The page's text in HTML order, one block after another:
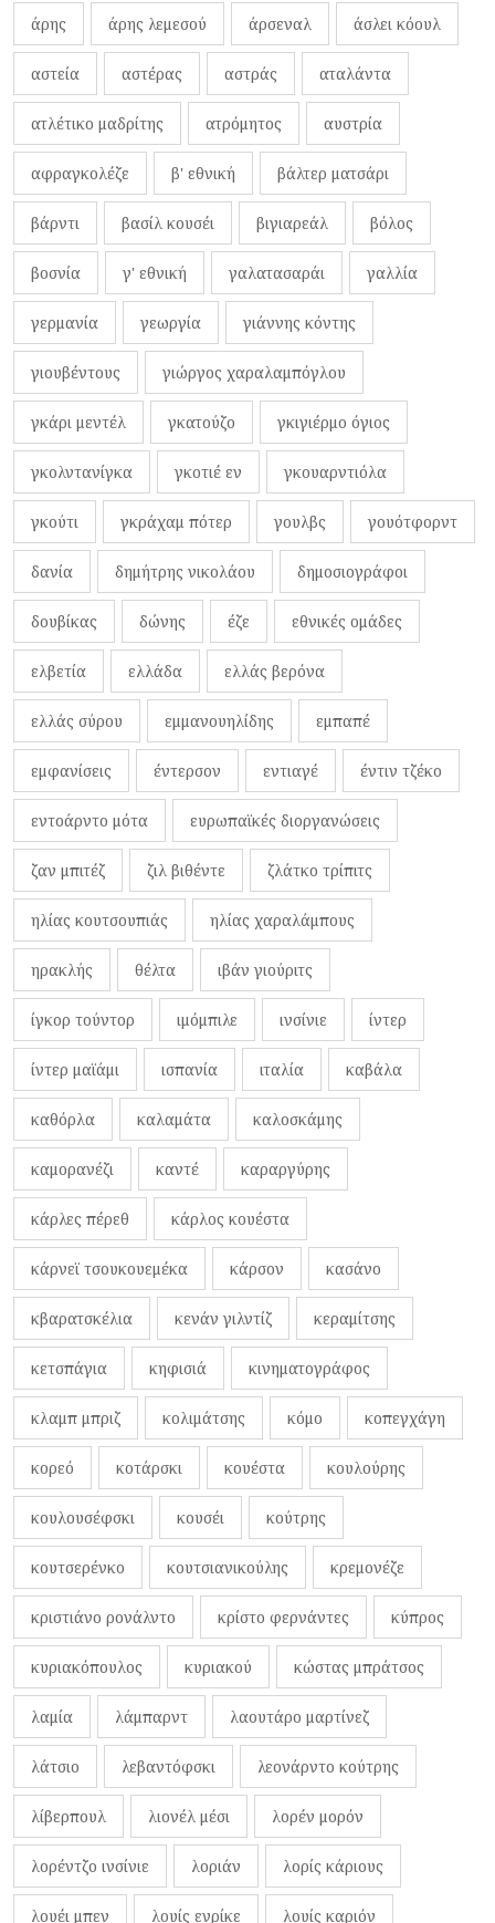
άρης άρης λεμεσού άρσεναλ άσλει κόουλ
αστεία αστέρας αστράς αταλάντα
ατλέτικο μαδρίτης ατρόμητος αυστρία
αφραγκολέζε β' εθνική βάλτερ ματσάρι
βάρντι βασίλ κουσέι βιγιαρεάλ βόλος
βοσνία γ' εθνική γαλατασαράι γαλλία
γερμανία γεωργία γιάννης κόντης
γιουβέντους γιώργος χαραλαμπόγλου
γκάρι μεντέλ γκατούζο γκιγιέρμο όγιος
γκολντανίγκα γκοτιέ εν γκουαρντιόλα
γκούτι γκράχαμ πότερ γουλβς γουότφορντ
δανία δημήτρης νικολάου δημοσιογράφοι
δουβίκας δώνης έζε εθνικές ομάδες
ελβετία ελλάδα ελλάς βερόνα
ελλάς σύρου εμμανουηλίδης εμπαπέ
εμφανίσεις έντερσον εντιαγέ έντιν τζέκο
εντοάρντο μότα ευρωπαϊκές διοργανώσεις
ζαν μπιτέζ ζιλ βιθέντε ζλάτκο τρίπιτς
ηλίας κουτσουπιάς ηλίας χαραλάμπους
ηρακλής θέλτα ιβάν γιούριτς
ίγκορ τούντορ ιμόμπιλε ινσίνιε ίντερ
ίντερ μαϊάμι ισπανία ιταλία καβάλα
καθόρλα καλαμάτα καλοσκάμης
καμορανέζι καντέ καραργύρης
κάρλες πέρεθ κάρλος κουέστα
κάρνεϊ τσουκουεμέκα κάρσον κασάνο
κβαρατσκέλια κενάν γιλντίζ κεραμίτσης
κετσπάγια κηφισιά κινηματογράφος
κλαμπ μπριζ κολιμάτσης κόμο κοπεγχάγη
κορεό κοτάρσκι κουέστα κουλούρης
κουλουσέφσκι κουσέι κούτρης
κουτσερένκο κουτσιανικούλης κρεμονέζε
κριστιάνο ρονάλντο κρίστο φερνάντες κύπρος
κυριακόπουλος κυριακού κώστας μπράτσος
λαμία λάμπαρντ λαουτάρο μαρτίνεζ
λάτσιο λεβαντόφσκι λεονάρντο κούτρης
λίβερπουλ λιονέλ μέσι λορέν μορόν
λορέντζο ινσίνιε λοριάν λορίς κάριους
λουέι μπεν λουίς ενρίκε λουίς καριόν